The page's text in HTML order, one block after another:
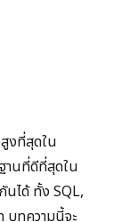
งที่สุดใน
านที่ดีที่สุดใน
นได้ ทั้ง SQL,
บทความนี้จะ